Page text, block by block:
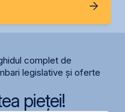
complet de
legislative și oferte
pieței!